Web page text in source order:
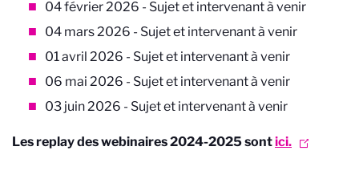
04 février 2026 - Sujet et intervenant à venir
04 mars 2026 - Sujet et intervenant à venir
01 avril 2026 - Sujet et intervenant à venir
06 mai 2026 - Sujet et intervenant à venir
03 juin 2026 - Sujet et intervenant à venir
Les replay des webinaires 2024-2025 sontici.